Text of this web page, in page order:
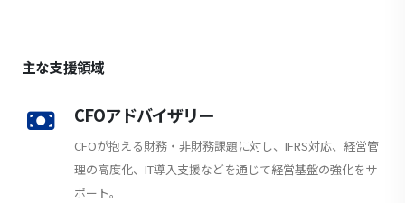
主な支援領域
CFOアドバイザリー
CFOが抱える財務・非財務課題に対し、IFRS対応、経営管
理の高度化、IT導入支援などを通じて経営基盤の強化をサ
ポート。